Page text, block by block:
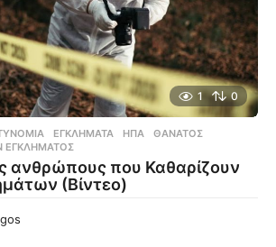
1 0
,ΕΓΚΛΉΜΑΤΑ ,ΗΠΑ ,ΘΆΝΑΤΟΣ
ΕΓΚΛΉΜΑΤΟΣ
ανθρώπους που Καθαρίζουν
(Βίντεο)